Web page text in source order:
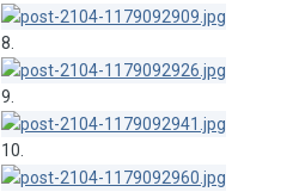
8.
9.
10.